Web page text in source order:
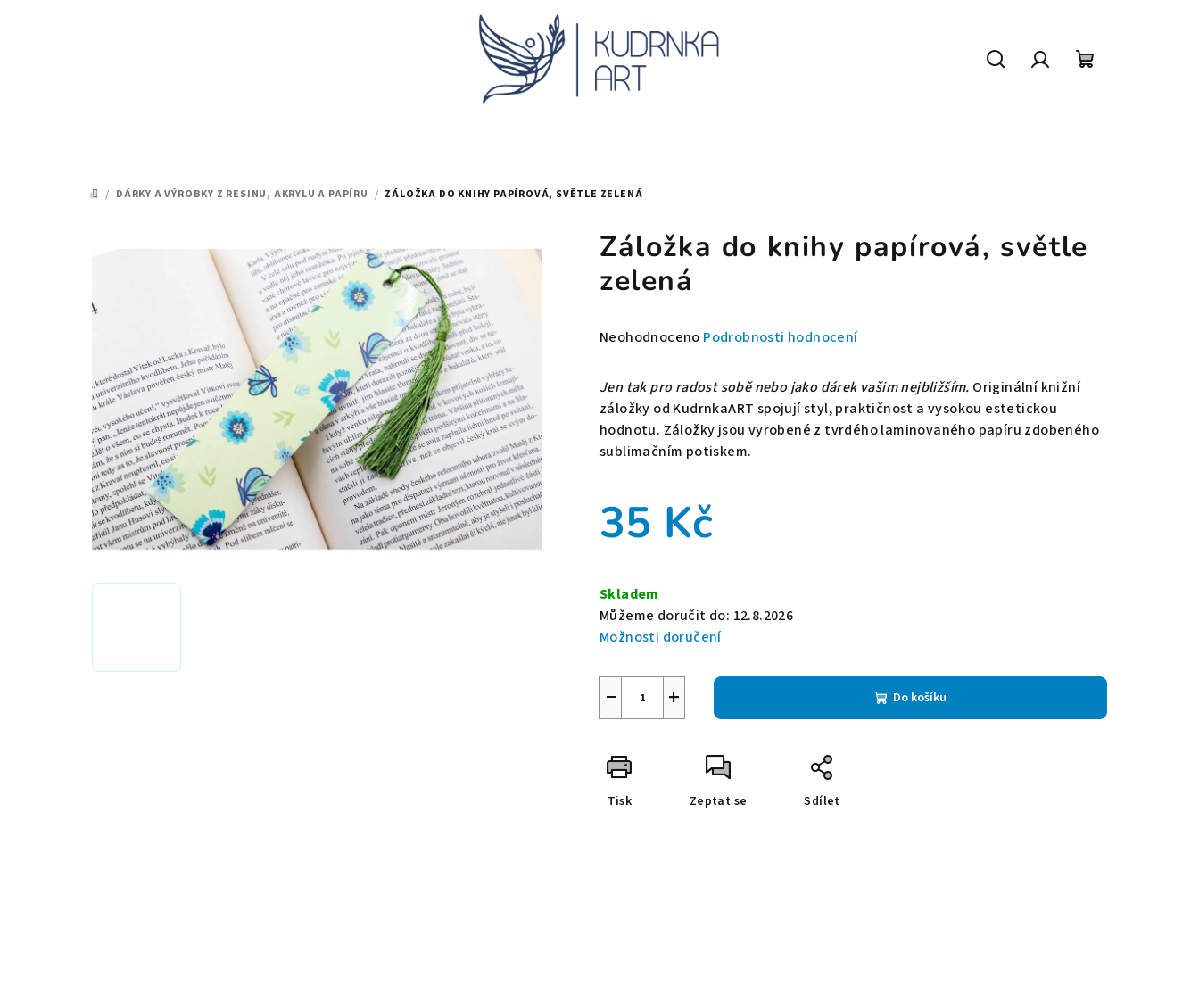
DOMŮ
/ DÁRKY A VÝROBKY Z RESINU, AKRYLU A PAPÍRU / ZÁLOŽKA DO KNIHY PAPÍROVÁ, SVĚTLE ZELENÁ
Záložka do knihy papírová, světle
zelená
Průměrné
produktu
je
0,0
Neohodnoceno Podrobnosti hodnocení
Jen tak pro radost sobě nebo jako dárek vašim nejbližším. Originální knižní
záložky od KudrnkaART spojují styl, praktičnost a vysokou estetickou
hodnotu. Záložky jsou vyrobené z tvrdého laminovaného papíru zdobeného
sublimačním potiskem.
35 Kč
cena:
Skladem
Můžeme doručit do: 12.8.2026
Možnosti doručení
+
− Do košíku
Tisk Zeptat se Sdílet